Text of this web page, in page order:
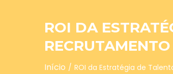
ROI DA
RECRUTAMENTO
Início ROI da Estratégia de